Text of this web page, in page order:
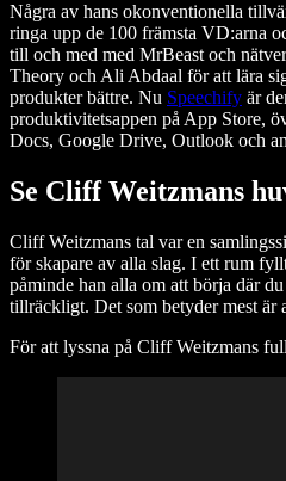
Några av hans okonventionella
ringa upp de 100 främsta VD:arna
till och med med MrBeast och
Theory och Ali Abdaal för att lära
produkter bättre. Nu Speechify är
produktivitetsappen på App Store,
Docs, Google Drive, Outlook och
Se Cliff Weitzmans
Cliff Weitzmans tal var en
för skapare av alla slag. I ett rum
påminde han alla om att börja där
tillräckligt. Det som betyder mest är
För att lyssna på Cliff Weitzmans